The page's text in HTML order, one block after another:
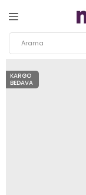
KARGO
BEDAVA